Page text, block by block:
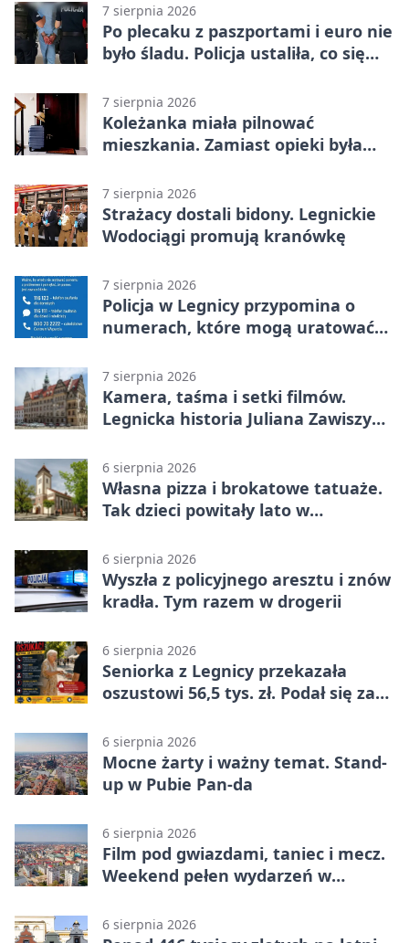
7 sierpnia 2026
Po plecaku z paszportami i euro nie
było śladu. Policja ustaliła, co się
7 sierpnia 2026
Koleżanka miała pilnować
mieszkania. Zamiast opieki była
7 sierpnia 2026
Strażacy dostali bidony. Legnickie
Wodociągi promują kranówkę
7 sierpnia 2026
Policja w Legnicy przypomina o
numerach, które mogą uratować
7 sierpnia 2026
Kamera, taśma i setki filmów.
Legnicka historia Juliana Zawiszy
6 sierpnia 2026
Własna pizza i brokatowe tatuaże.
Tak dzieci powitały lato w
6 sierpnia 2026
Wyszła z policyjnego aresztu i znów
kradła. Tym razem w drogerii
6 sierpnia 2026
Seniorka z Legnicy przekazała
oszustowi 56,5 tys. zł. Podał się za
6 sierpnia 2026
Mocne żarty i ważny temat. Stand-
up w Pubie Pan-da
6 sierpnia 2026
Film pod gwiazdami, taniec i mecz.
Weekend pełen wydarzeń w
6 sierpnia 2026